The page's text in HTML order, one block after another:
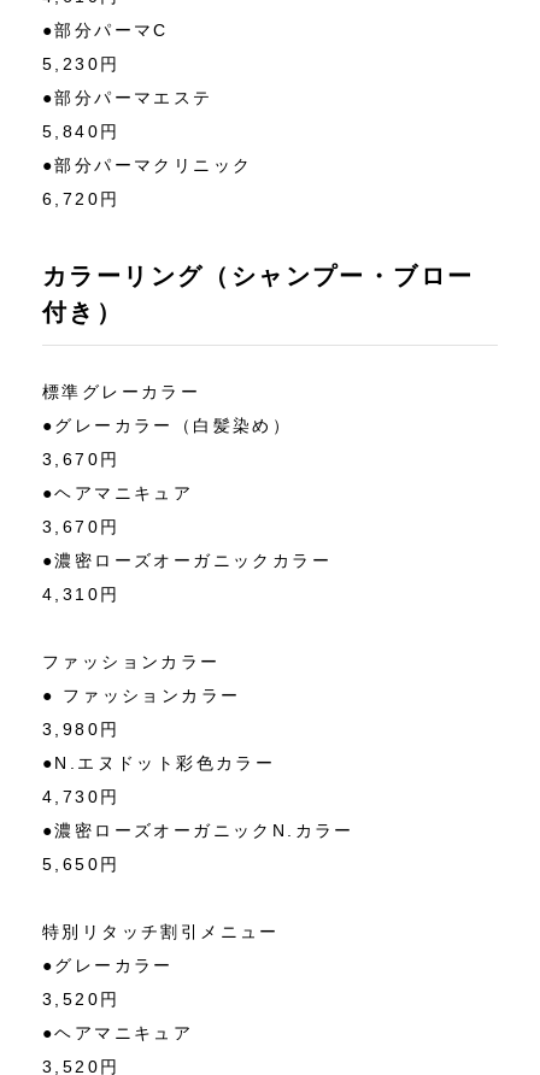
●部分パーマC
5,230円
●部分パーマエステ
5,840円
●部分パーマクリニック
6,720円
カラーリング（シャンプー・ブロー
付き）
標準グレーカラー
●グレーカラー（白髪染め）
3,670円
●ヘアマニキュア
3,670円
●濃密ローズオーガニックカラー
4,310円
ファッションカラー
● ファッションカラー
3,980円
●N.エヌドット彩色カラー
4,730円
●濃密ローズオーガニックN.カラー
5,650円
特別リタッチ割引メニュー
●グレーカラー
3,520円
●ヘアマニキュア
3,520円